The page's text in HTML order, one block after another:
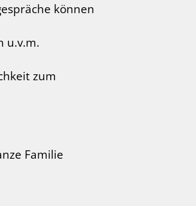
können
u.v.m.
zum
Familie